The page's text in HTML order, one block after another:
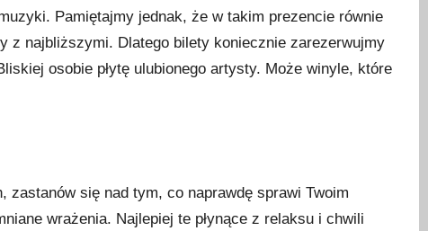
Pamiętajmy jednak, że w takim prezencie równie
najbliższymi. Dlatego bilety koniecznie zarezerwujmy
osobie płytę ulubionego artysty. Może winyle, które
zastanów się nad tym, co naprawdę sprawi Twoim
wrażenia. Najlepiej te płynące z relaksu i chwili